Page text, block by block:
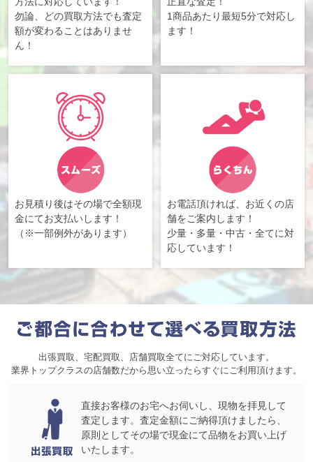
勿論、どの買取方法でも査定
額が変わることはありませ
ん！
1商品あたり最短5分で対応し
ます！
お見積り後はその場で全額現
金にてお支払いします！
（※一部例外があります）
お電話頂ければ、お近くの店
舗をご案内します！
少量・多量・中古・全てに対
応しています！
出張買取、宅配買取、店舗買取全てにご対応しています。
業界トップクラスの店舗数だから思い立ったらすぐにご利用頂けます。
直接お客様のお宅へお伺いし、現物を拝見して
査定します。査定金額にご納得頂けましたら、
原則としてその場で現金にて品物をお買い上げ
いたします。